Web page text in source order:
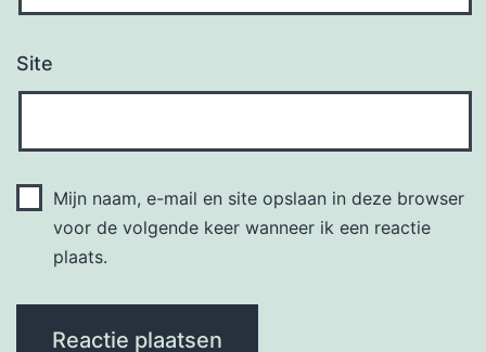
Site
Mijn naam, e-mail en site opslaan in deze browser
voor de volgende keer wanneer ik een reactie
plaats.